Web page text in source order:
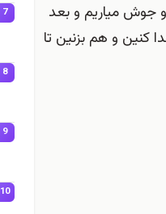
جوش میاریم و بعد
از هم جدا کنین و هم بزنین تا
7
8
9
10